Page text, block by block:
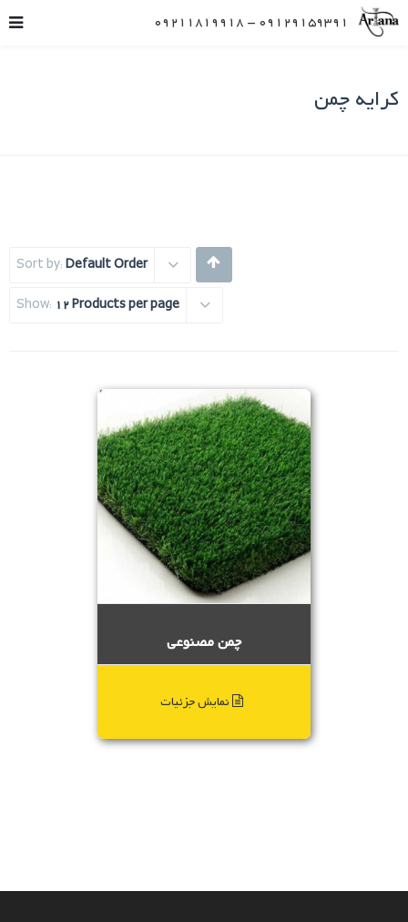
کرایه چمن
Sort by:Default Order
Show: 12 Products per page
چمن مصنوعی
نمایش جزئیات
09129159391 – 09211819918